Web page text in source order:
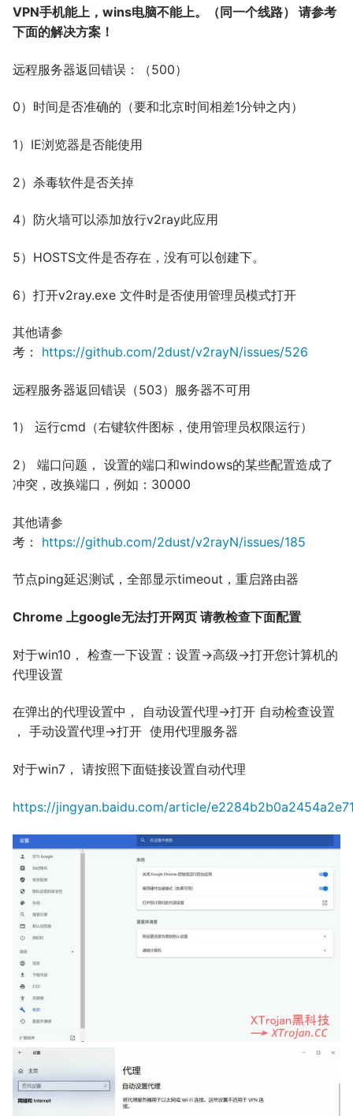
VPN手机能上，wins电脑不能上。（同一个线路） 请参考
下面的解决方案！
远程服务器返回错误：（500）
0）时间是否准确的（要和北京时间相差1分钟之内）
1）IE浏览器是否能使用
2）杀毒软件是否关掉
4）防火墙可以添加放行v2ray此应用
5）HOSTS文件是否存在，没有可以创建下。
6）打开v2ray.exe 文件时是否使用管理员模式打开
其他请参
考： https://github.com/2dust/v2rayN/issues/526
远程服务器返回错误（503）服务器不可用
1） 运行cmd（右键软件图标，使用管理员权限运行）
2） 端口问题， 设置的端口和windows的某些配置造成了
冲突，改换端口，例如：30000
其他请参
考： https://github.com/2dust/v2rayN/issues/185
节点ping延迟测试，全部显示timeout，重启路由器
Chrome 上google无法打开网页 请教检查下面配置
对于win10， 检查一下设置：设置->高级->打开您计算机的
代理设置
在弹出的代理设置中， 自动设置代理->打开 自动检查设置
， 手动设置代理->打开 使用代理服务器
对于win7， 请按照下面链接设置自动代理
https://jingyan.baidu.com/article/